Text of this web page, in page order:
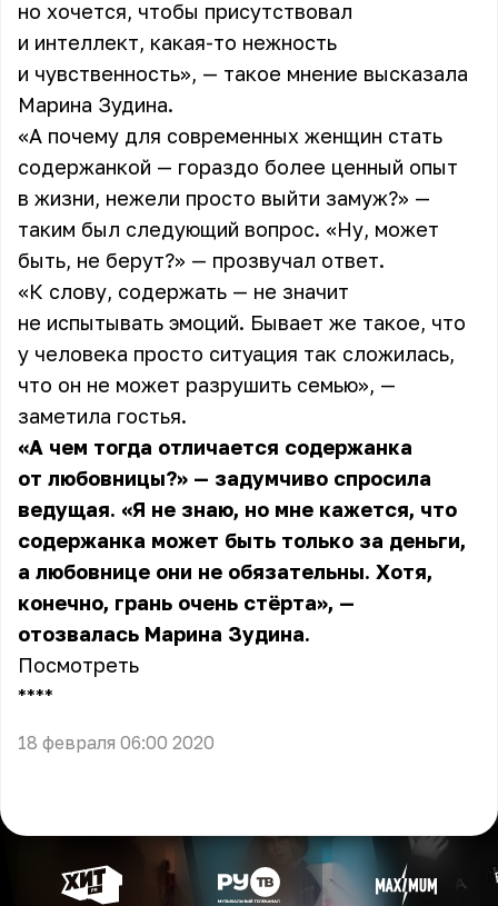
но хочется, чтобы присутствовал
и интеллект, какая-то нежность
и чувственность», — такое мнение высказала
Марина Зудина.
«А почему для современных женщин стать
содержанкой — гораздо более ценный опыт
в жизни, нежели просто выйти замуж?» —
таким был следующий вопрос. «Ну, может
быть, не берут?» — прозвучал ответ.
«К слову, содержать — не значит
не испытывать эмоций. Бывает же такое, что
у человека просто ситуация так сложилась,
что он не может разрушить семью», —
заметила гостья.
«А чем тогда отличается содержанка
от любовницы?» — задумчиво спросила
ведущая. «Я не знаю, но мне кажется, что
содержанка может быть только за деньги,
а любовнице они не обязательны. Хотя,
конечно, грань очень стёрта», —
отозвалась Марина Зудина.
Посмотреть
** **
18 февраля 06:00 2020